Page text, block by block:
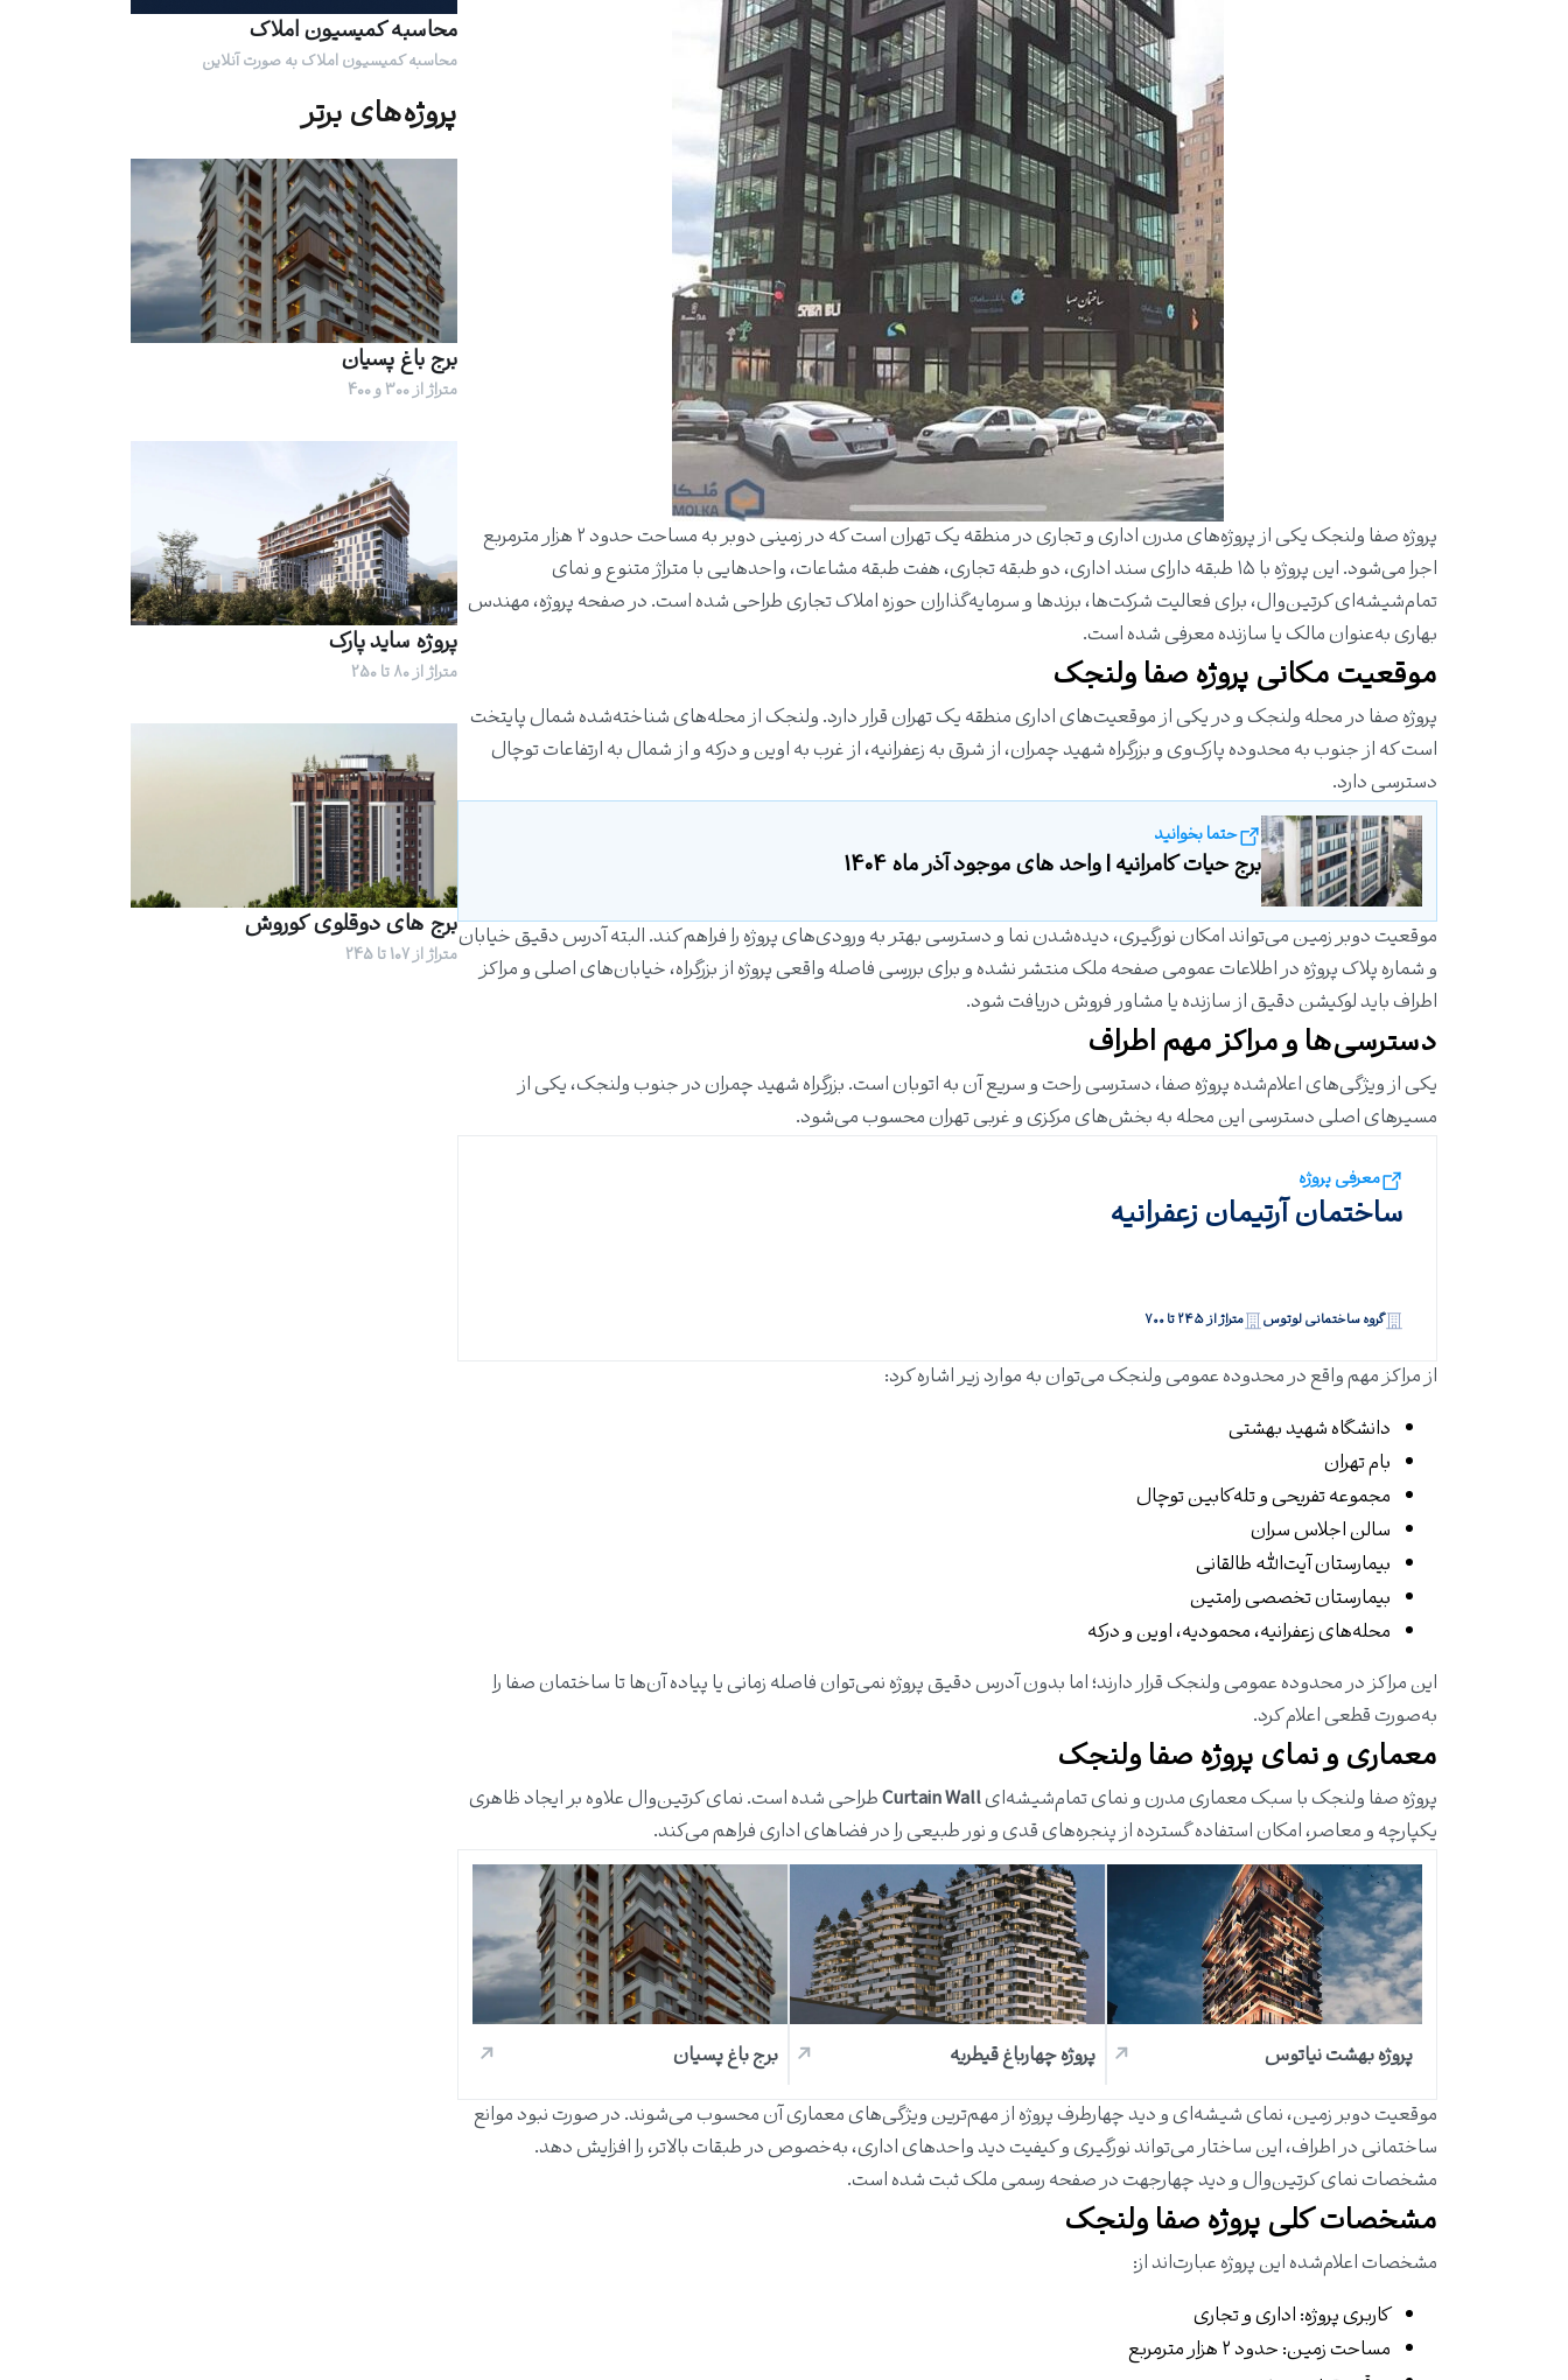
پروژه صفا ولنجک یکی از پروژه‌های مدرن اداری و تجاری در منطقه یک تهران است که در زمینی دوبر به مساحت حدود ۲ هزار مترمربع
اجرا می‌شود. این پروژه با ۱۵ طبقه دارای سند اداری، دو طبقه تجاری، هفت طبقه مشاعات، واحدهایی با متراژ متنوع و نمای
تمام‌شیشه‌ای کرتین‌وال، برای فعالیت شرکت‌ها، برندها و سرمایه‌گذاران حوزه املاک تجاری طراحی شده است. در صفحه پروژه، مهندس
بهاری به‌عنوان مالک یا سازنده معرفی شده است.
موقعیت مکانی پروژه صفا ولنجک
پروژه صفا در محله ولنجک و در یکی از موقعیت‌های اداری منطقه یک تهران قرار دارد. ولنجک از محله‌های شناخته‌شده شمال پایتخت
است که از جنوب به محدوده پارک‌وی و بزرگراه شهید چمران، از شرق به زعفرانیه، از غرب به اوین و درکه و از شمال به ارتفاعات توچال
دسترسی دارد.
حتما بخوانید
برج حیات کامرانیه | واحد های موجود آذر ماه 1404
موقعیت دوبر زمین می‌تواند امکان نورگیری، دیده‌شدن نما و دسترسی بهتر به ورودی‌های پروژه را فراهم کند. البته آدرس دقیق خیابان
و شماره پلاک پروژه در اطلاعات عمومی صفحه ملک منتشر نشده و برای بررسی فاصله واقعی پروژه از بزرگراه، خیابان‌های اصلی و مراکز
اطراف باید لوکیشن دقیق از سازنده یا مشاور فروش دریافت شود.
دسترسی‌ها و مراکز مهم اطراف
یکی از ویژگی‌های اعلام‌شده پروژه صفا، دسترسی راحت و سریع آن به اتوبان است. بزرگراه شهید چمران در جنوب ولنجک، یکی از
مسیرهای اصلی دسترسی این محله به بخش‌های مرکزی و غربی تهران محسوب می‌شود.
معرفی پروژه
ساختمان آرتیمان زعفرانیه
گروه ساختمانی لوتوس متراژ از ۲۴۵ تا ۷۰۰
از مراکز مهم واقع در محدوده عمومی ولنجک می‌توان به موارد زیر اشاره کرد:
دانشگاه شهید بهشتی
بام تهران
مجموعه تفریحی و تله‌کابین توچال
سالن اجلاس سران
بیمارستان آیت‌الله طالقانی
بیمارستان تخصصی رامتین
محله‌های زعفرانیه، محمودیه، اوین و درکه
این مراکز در محدوده عمومی ولنجک قرار دارند؛ اما بدون آدرس دقیق پروژه نمی‌توان فاصله زمانی یا پیاده آن‌ها تا ساختمان صفا را
به‌صورت قطعی اعلام کرد.
معماری و نمای پروژه صفا ولنجک
پروژه صفا ولنجک با سبک معماری مدرن و نمای تمام‌شیشه‌ایCurtain Wallطراحی شده است. نمای کرتین‌وال علاوه بر ایجاد ظاهری
یکپارچه و معاصر، امکان استفاده گسترده از پنجره‌های قدی و نور طبیعی را در فضاهای اداری فراهم می‌کند.
پروژه بهشت نیاتوس پروژه چهارباغ قیطریه
برج باغ پسیان
موقعیت دوبر زمین، نمای شیشه‌ای و دید چهارطرف پروژه از مهم‌ترین ویژگی‌های معماری آن محسوب می‌شوند. در صورت نبود موانع
ساختمانی در اطراف، این ساختار می‌تواند نورگیری و کیفیت دید واحدهای اداری، به‌خصوص در طبقات بالاتر، را افزایش دهد.
مشخصات نمای کرتین‌وال و دید چهارجهت در صفحه رسمی ملک ثبت شده است.
مشخصات کلی پروژه صفا ولنجک
مشخصات اعلام‌شده این پروژه عبارت‌اند از:
کاربری پروژه: اداری و تجاری
مساحت زمین: حدود ۲ هزار مترمربع
محاسبه کمیسیون املاک
محاسبه کمیسیون املاک به صورت آنلاین
پروژه‌های برتر
برج باغ پسیان
متراژ از 300 و 400
پروژه ساید پارک
متراژ از 80 تا 250
برج های دوقلوی کوروش
متراژ از 107 تا 245